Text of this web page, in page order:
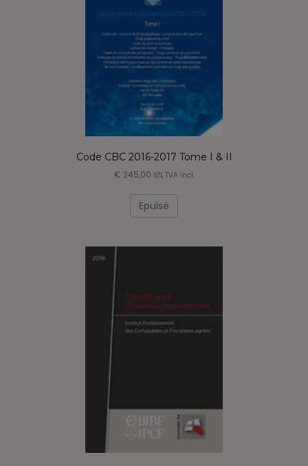
Code CBC 2016-2017 Tome I & II
€ 245,00 6% TVA incl.
Epuisé